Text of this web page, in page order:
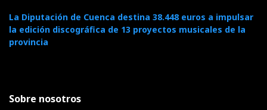
La Diputación de Cuenca destina 38.448 euros a impulsar
la edición discográfica de 13 proyectos musicales de la
provincia
Sobre nosotros